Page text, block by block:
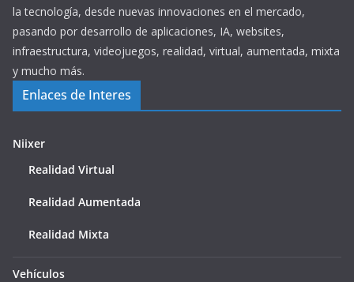
la tecnología, desde nuevas innovaciones en el mercado,
pasando por desarrollo de aplicaciones, IA, websites,
infraestructura, videojuegos, realidad, virtual, aumentada, mixta
y mucho más.
Enlaces de Interes
Niixer
Realidad Virtual
Realidad Aumentada
Realidad Mixta
Vehículos